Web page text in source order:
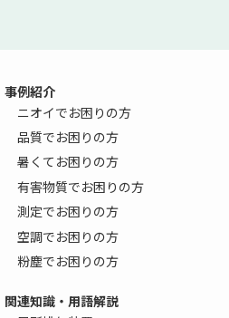
事例紹介
ニオイでお困りの方
品質でお困りの方
暑くてお困りの方
有害物質でお困りの方
測定でお困りの方
空調でお困りの方
粉塵でお困りの方
関連知識・用語解説